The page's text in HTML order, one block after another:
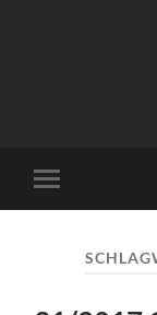
Mobile-
Menü